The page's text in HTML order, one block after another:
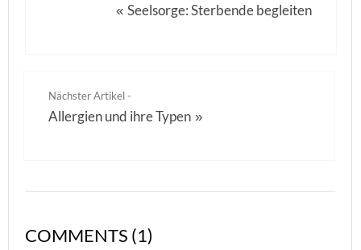
«Seelsorge: Sterbende begleiten
Nächster Artikel -
Allergien und ihre Typen »
COMMENTS (1)